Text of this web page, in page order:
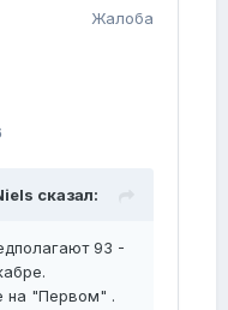
Жалоба
сказал:
93 -
на "Первом" .